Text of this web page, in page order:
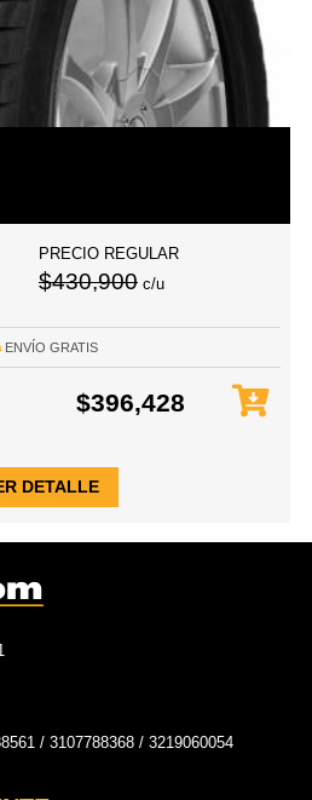
PRECIO REGULAR
$430,900 c/u
ENVÍO GRATIS
$396,428
DETALLE
/ 3107788368 / 3219060054